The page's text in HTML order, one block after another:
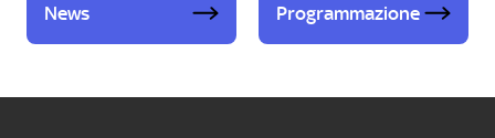
News Programmazione